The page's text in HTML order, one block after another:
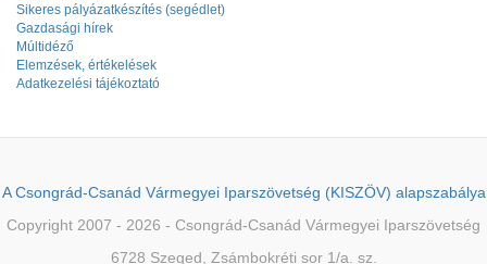
Sikeres pályázatkészítés (segédlet)
Gazdasági hírek
Múltidéző
Elemzések, értékelések
Adatkezelési tájékoztató
A Csongrád-Csanád Vármegyei Iparszövetség (KISZÖV) alapszabálya
Copyright 2007 - 2026 - Csongrád-Csanád Vármegyei Iparszövetség
6728 Szeged, Zsámbokréti sor 1/a. sz.